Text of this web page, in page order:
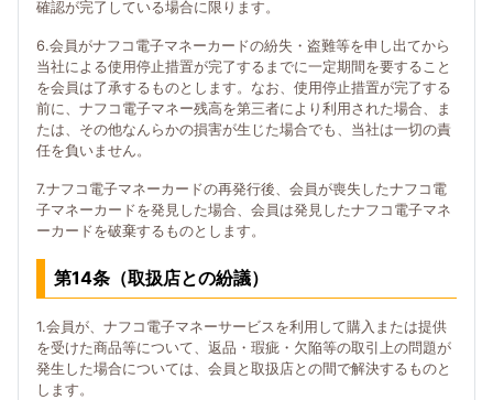
確認が完了している場合に限ります。
6.会員がナフコ電子マネーカードの紛失・盗難等を申し出てから
当社による使用停止措置が完了するまでに一定期間を要すること
を会員は了承するものとします。なお、使用停止措置が完了する
前に、ナフコ電子マネー残高を第三者により利用された場合、ま
たは、その他なんらかの損害が生じた場合でも、当社は一切の責
任を負いません。
7.ナフコ電子マネーカードの再発行後、会員が喪失したナフコ電
子マネーカードを発見した場合、会員は発見したナフコ電子マネ
ーカードを破棄するものとします。
第14条（取扱店との紛議）
1.会員が、ナフコ電子マネーサービスを利用して購入または提供
を受けた商品等について、返品・瑕疵・欠陥等の取引上の問題が
発生した場合については、会員と取扱店との間で解決するものと
します。